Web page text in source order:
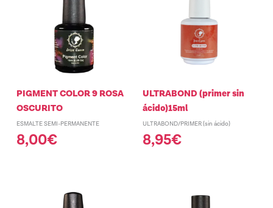
PIGMENT COLOR 9 ROSA
OSCURITO
ESMALTE SEMI-PERMANENTE
8,00€
ULTRABOND (primer sin
ácido)15ml
ULTRABOND/PRIMER (sin ácido)
8,95€